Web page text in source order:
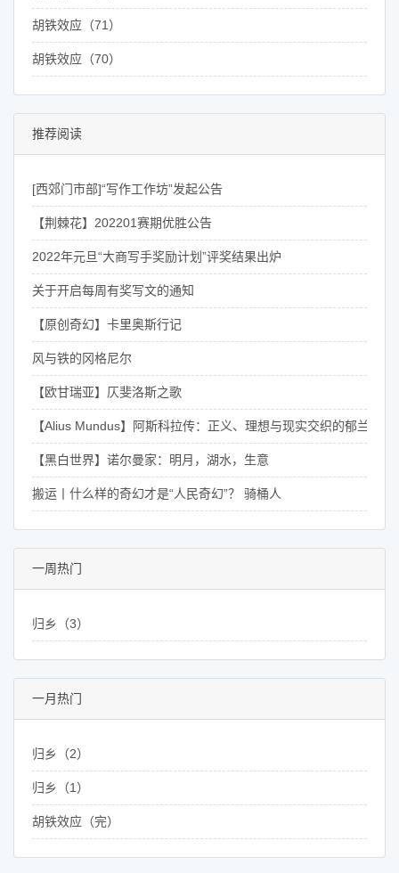
胡铁效应（71）
胡铁效应（70）
推荐阅读
[西郊门市部]“写作工作坊”发起公告
【荆棘花】202201赛期优胜公告
2022年元旦“大商写手奖励计划”评奖结果出炉
关于开启每周有奖写文的通知
【原创奇幻】卡里奥斯行记
风与铁的冈格尼尔
【欧甘瑞亚】仄斐洛斯之歌
【Alius Mundus】阿斯科拉传：正义、理想与现实交织的郁兰骑士
【黑白世界】诺尔曼家：明月，湖水，生意
搬运丨什么样的奇幻才是“人民奇幻”？ 骑桶人
一周热门
归乡（3）
一月热门
归乡（2）
归乡（1）
胡铁效应（完）